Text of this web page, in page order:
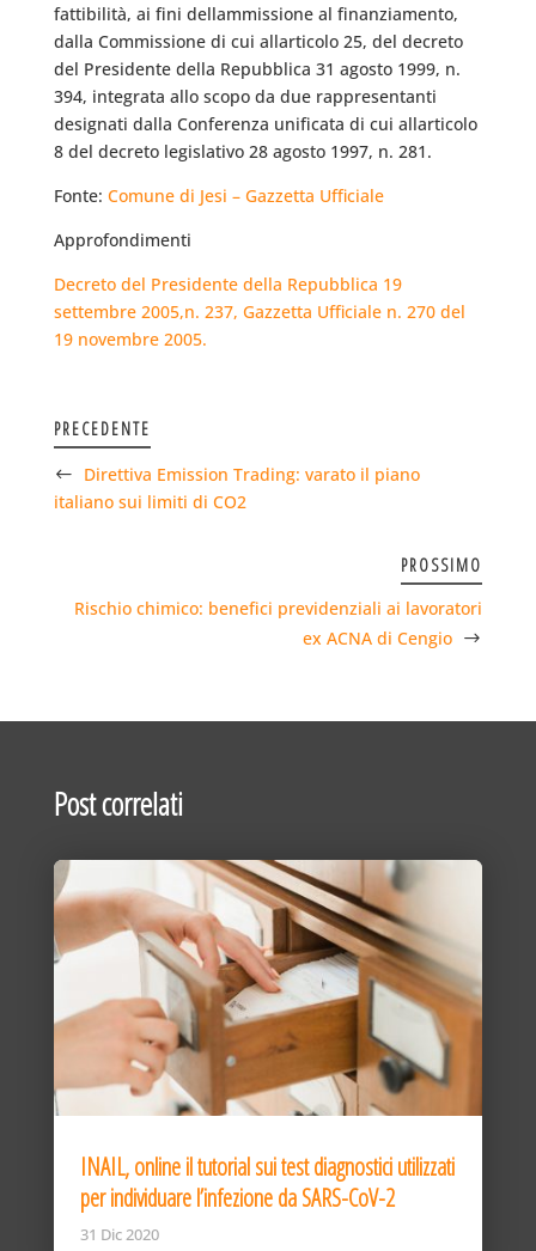
fattibilità, ai fini dellammissione al finanziamento,
dalla Commissione di cui allarticolo 25, del decreto
del Presidente della Repubblica 31 agosto 1999, n.
394, integrata allo scopo da due rappresentanti
designati dalla Conferenza unificata di cui allarticolo
8 del decreto legislativo 28 agosto 1997, n. 281.
Fonte: Comune di Jesi – Gazzetta Ufficiale
Approfondimenti
Decreto del Presidente della Repubblica 19
settembre 2005,n. 237, Gazzetta Ufficiale n. 270 del
19 novembre 2005.
PRECEDENTE
Direttiva Emission Trading: varato il piano
italiano sui limiti di CO2
PROSSIMO
Rischio chimico: benefici previdenziali ai lavoratori
ex ACNA di Cengio
Post correlati
INAIL, online il tutorial sui test diagnostici utilizzati
per individuare l’infezione da SARS-CoV-2
31 Dic 2020